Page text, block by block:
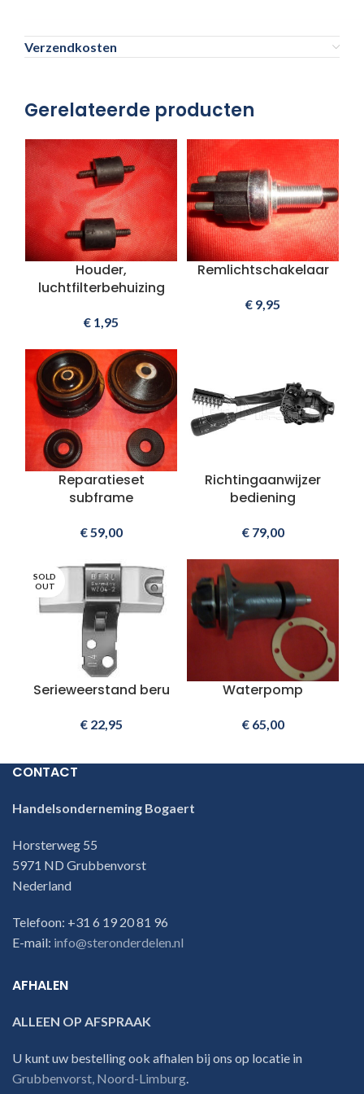
Verzendkosten
Gerelateerde producten
Houder,
luchtfilterbehuizing
€ 1,95
Remlichtschakelaar
€ 9,95
Reparatieset
subframe
€59,00
Richtingaanwijzer
bediening
€79,00
SOLD
OUT
Serieweerstand beru
€22,95
Waterpomp
€65,00
CONTACT
Handelsonderneming Bogaert
Horsterweg 55
5971 ND Grubbenvorst
Nederland
Telefoon: +31 6 19 20 81 96
E-mail: info@steronderdelen.nl
AFHALEN
ALLEEN OP AFSPRAAK
U kunt uw bestelling ook afhalen bij ons op locatie in
Grubbenvorst, Noord-Limburg.